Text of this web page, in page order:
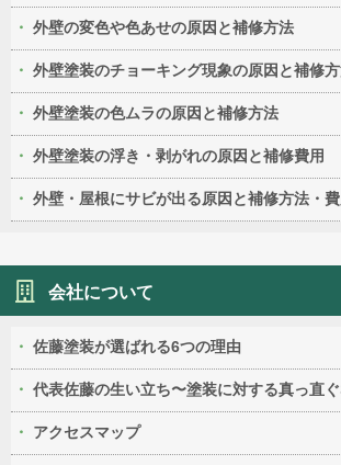
外壁の変色や色あせの原因と補修方法
外壁塗装のチョーキング現象の原因と補修
外壁塗装の色ムラの原因と補修方法
外壁塗装の浮き・剥がれの原因と補修費用
外壁・屋根にサビが出る原因と補修方法・費
会社について
佐藤塗装が選ばれる6つの理由
代表佐藤の生い立ち〜塗装に対する真っ直
アクセスマップ